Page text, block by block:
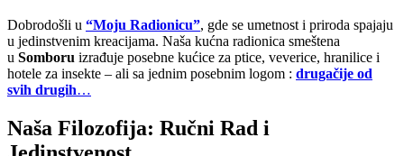
Dobrodošli u “Moju Radionicu”, gde se umetnost i priroda spajaju
u jedinstvenim kreacijama. Naša kućna radionica smeštena
u Somboru izrađuje posebne kućice za ptice, veverice, hranilice i
hotele za insekte – ali sa jednim posebnim logom : drugačije od
svih drugih…
Naša Filozofija: Ručni Rad i